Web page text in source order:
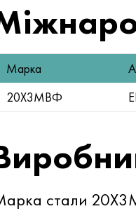
Марка
20Х3МВФ
стали